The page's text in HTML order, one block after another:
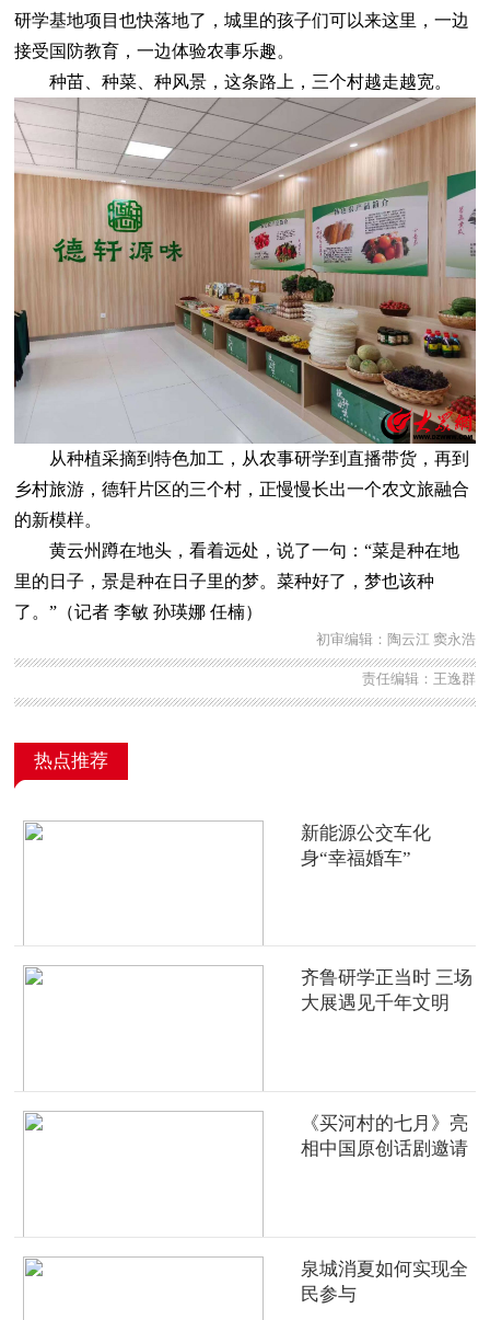
研学基地项目也快落地了，城里的孩子们可以来这里，一边
接受国防教育，一边体验农事乐趣。
种苗、种菜、种风景，这条路上，三个村越走越宽。
从种植采摘到特色加工，从农事研学到直播带货，再到
乡村旅游，德轩片区的三个村，正慢慢长出一个农文旅融合
的新模样。
黄云州蹲在地头，看着远处，说了一句：“菜是种在地
里的日子，景是种在日子里的梦。菜种好了，梦也该种
了。”（记者 李敏 孙瑛娜 任楠）
初审编辑：陶云江 窦永浩
责任编辑：王逸群
热点推荐
新能源公交车化
身“幸福婚车”
齐鲁研学正当时 三场
大展遇见千年文明
《买河村的七月》亮
相中国原创话剧邀请
泉城消夏如何实现全
民参与